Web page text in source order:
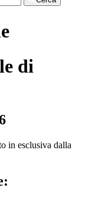
di
in esclusiva dalla